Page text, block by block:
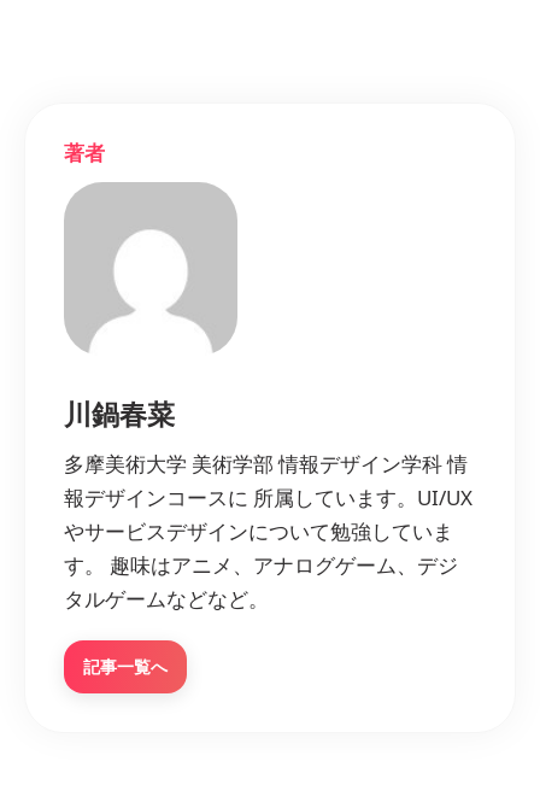
著者
川鍋春菜
多摩美術大学 美術学部 情報デザイン学科 情
報デザインコースに 所属しています。UI/UX
やサービスデザインについて勉強していま
す。 趣味はアニメ、アナログゲーム、デジ
タルゲームなどなど。
記事一覧へ